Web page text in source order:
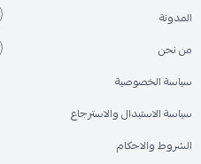
المدونة
من نحن
سياسة الخصوصية
سياسة الاستبدال والاسترجاع
الشروط والاحكام